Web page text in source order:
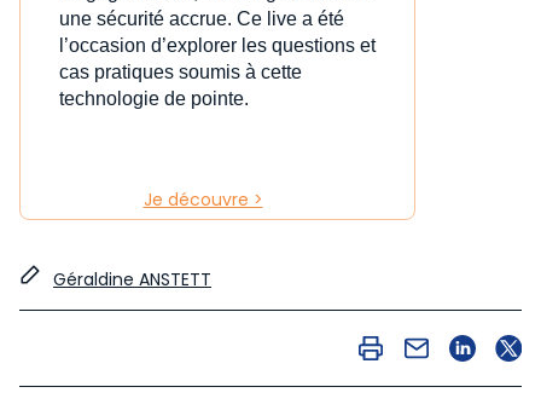
une sécurité accrue. Ce live a été
l’occasion d’explorer les questions et
cas pratiques soumis à cette
technologie de pointe.
Je découvre >
Géraldine ANSTETT